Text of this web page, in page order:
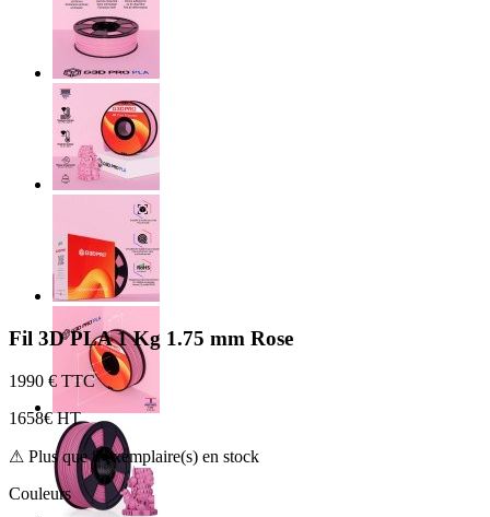
Fil 3D PLA 1 Kg 1.75 mm Rose
1990 € TTC
1658€ HT
⚠ Plus que 8 exemplaire(s) en stock
Couleurs